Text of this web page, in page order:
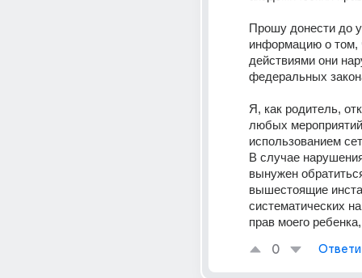
Прошу донести до
информацию о том,
действиями они
федеральных
Я, как родитель,
любых
использованием
В случае
вынужен
вышестоящие
систематических
прав моего
0